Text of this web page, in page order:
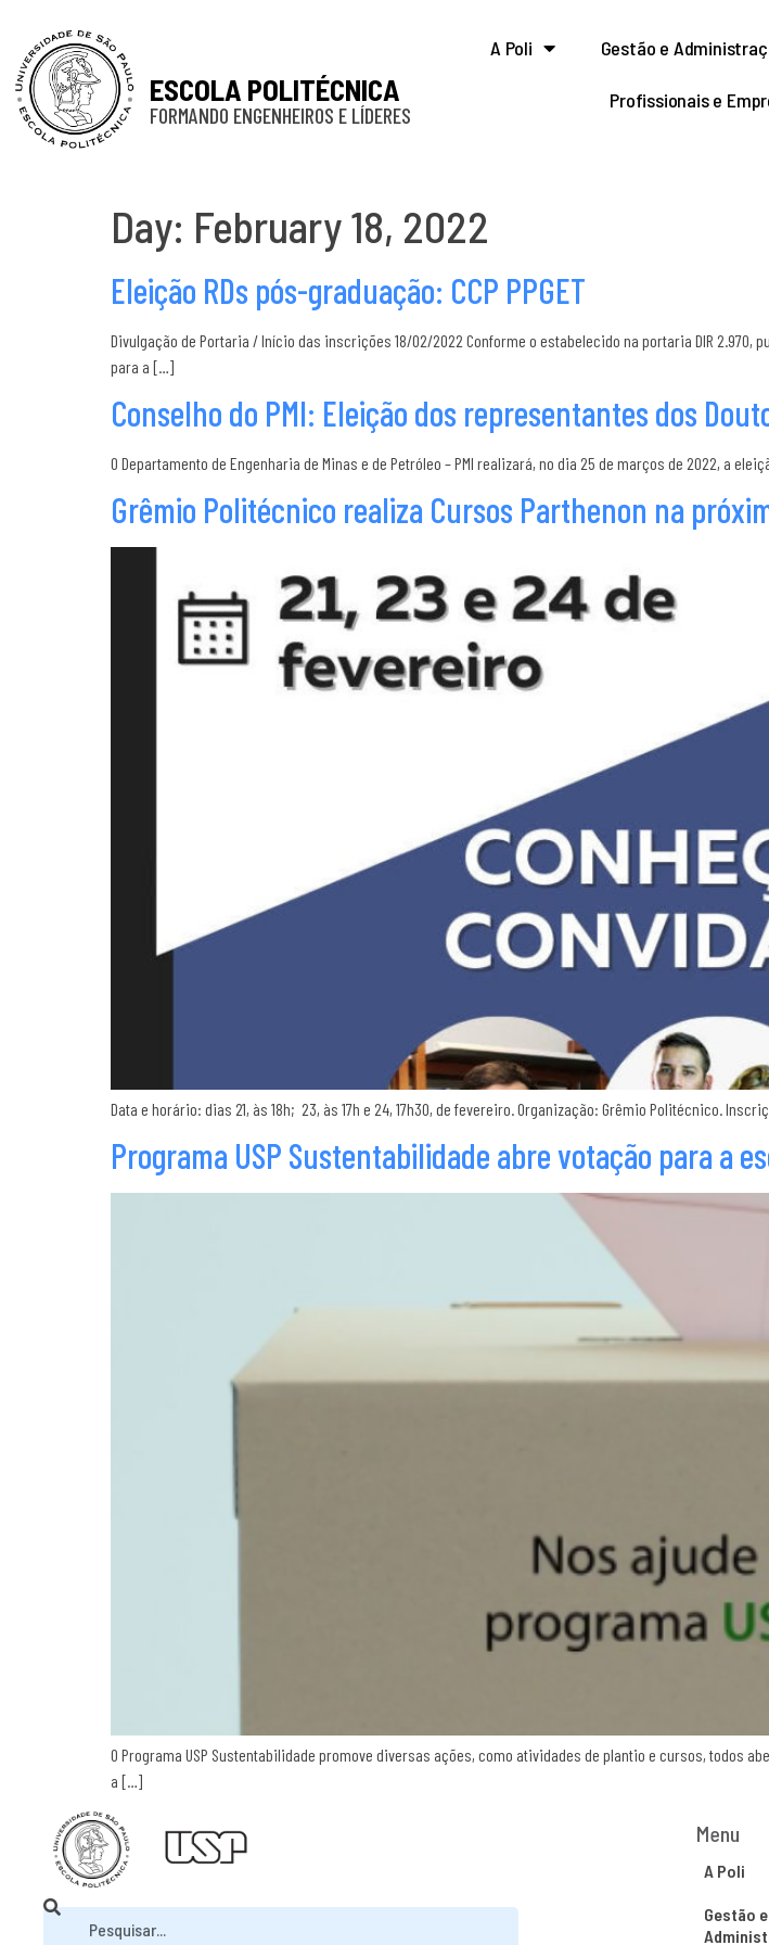
ESCOLA POLITÉCNICA
FORMANDO ENGENHEIROS E LÍDERES
A Poli Gestão e
Profissionais e
Day: February 18, 2022
Eleição RDs pós-graduação: CCP PPGET
Divulgação de Portaria / Início das inscrições 18/02/2022 Conforme o estabelecido na portaria DIR 2.970,
para a […]
Conselho do PMI: Eleição dos representantes dos
O Departamento de Engenharia de Minas e de Petróleo – PMI realizará, no dia 25 de marços de 2022, a
Grêmio Politécnico realiza Cursos Parthenon na
Data e horário: dias 21, às 18h; 23, às 17h e 24, 17h30, de fevereiro. Organização: Grêmio Politécnico.
Programa USP Sustentabilidade abre votação para a
O Programa USP Sustentabilidade promove diversas ações, como atividades de plantio e cursos, todos
a […]
Menu
A Poli
Gestão e